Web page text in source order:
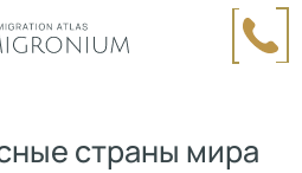
страны мира